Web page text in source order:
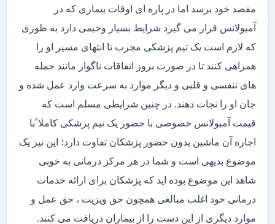
مقصد خود برسد اما در پاره ای اوقات بیماری که در
آمبولانس قرار می گیرد شرایط بسیار وخیمی دارد به طوری
که لازم است یک تیم پزشکی مجرب تا انتهای مسیر او را
همراهی کنند تا در صورت بروز اتفاقات ناگوار مانند حمله
های تنفسی و قلبی و دیگر موارد به سرعت وارد عمل شده و
جان او را نجات دهند. در چنین شرایطی مسلم است که
قیمت آمبولانس خصوصی با حضور یک تیم پزشکی کاملا ًبا
اجاره آن ماشین بدون حضور پزشکان تفاوت دارد؛ این نیز یک
موضوع بدیهی است و شما در هر مرکز درمانی به خوبی
شاهد این موضوع بوده اید که پزشکان برای ارائه خدمات
درمانی خود اغلب مبالغی همچون حق ویزیت ، حق عمل و
موارد دیگری از این دست را از بیماران دریافت می کنند.